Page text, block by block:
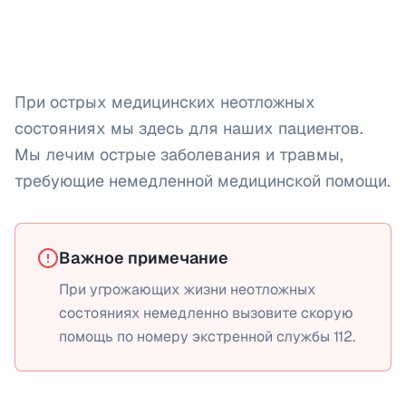
При острых медицинских неотложных
состояниях мы здесь для наших пациентов.
Мы лечим острые заболевания и травмы,
требующие немедленной медицинской помощи.
Важное примечание
При угрожающих жизни неотложных
состояниях немедленно вызовите скорую
помощь по номеру экстренной службы 112.